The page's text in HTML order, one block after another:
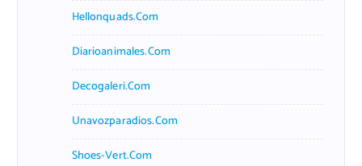
Hellonquads.com
Diarioanimales.com
Decogaleri.com
Unavozparadios.com
Shoes-Vert.com